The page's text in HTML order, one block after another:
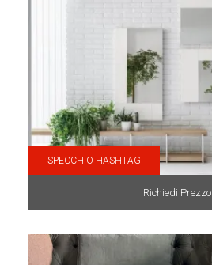
SPECCHIO HASHTAG
Richiedi Prezzo